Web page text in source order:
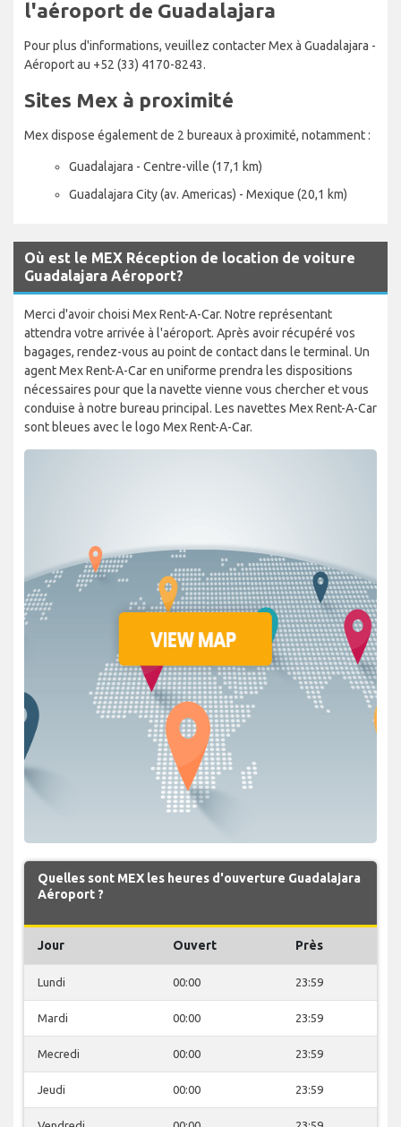
l'aéroport de Guadalajara
Pour plus d'informations, veuillez contacter Mex à Guadalajara -
Aéroport au +52 (33) 4170-8243.
Sites Mex à proximité
Mex dispose également de 2 bureaux à proximité, notamment :
Guadalajara - Centre-ville (17,1 km)
Guadalajara City (av. Americas) - Mexique (20,1 km)
Où est le MEX Réception de location de voiture
Guadalajara Aéroport?
Merci d'avoir choisi Mex Rent-A-Car. Notre représentant
attendra votre arrivée à l'aéroport. Après avoir récupéré vos
bagages, rendez-vous au point de contact dans le terminal. Un
agent Mex Rent-A-Car en uniforme prendra les dispositions
nécessaires pour que la navette vienne vous chercher et vous
conduise à notre bureau principal. Les navettes Mex Rent-A-Car
sont bleues avec le logo Mex Rent-A-Car.
Quelles sont MEX les heures d'ouverture Guadalajara
Aéroport ?
Jour Ouvert Près
Lundi 00:00 23:59
Mardi 00:00 23:59
Mecredi 00:00 23:59
Jeudi 00:00 23:59